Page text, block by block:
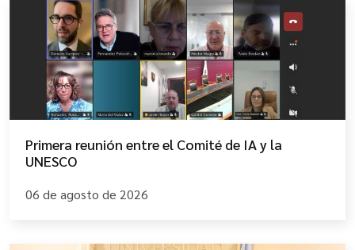
Primera reunión entre el Comité de IA y la
UNESCO
06 de agosto de 2026